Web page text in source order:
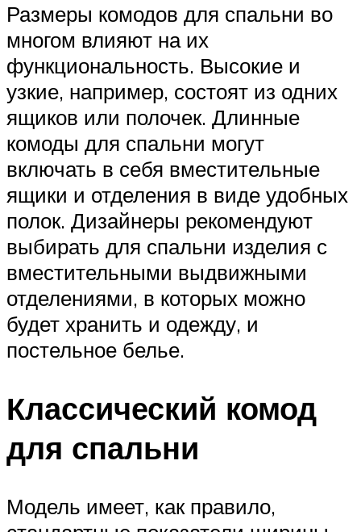
Размеры комодов для спальни во
многом влияют на их
функциональность. Высокие и
узкие, например, состоят из одних
ящиков или полочек. Длинные
комоды для спальни могут
включать в себя вместительные
ящики и отделения в виде удобных
полок. Дизайнеры рекомендуют
выбирать для спальни изделия с
вместительными выдвижными
отделениями, в которых можно
будет хранить и одежду, и
постельное белье.
Классический комод
для спальни
Модель имеет, как правило,